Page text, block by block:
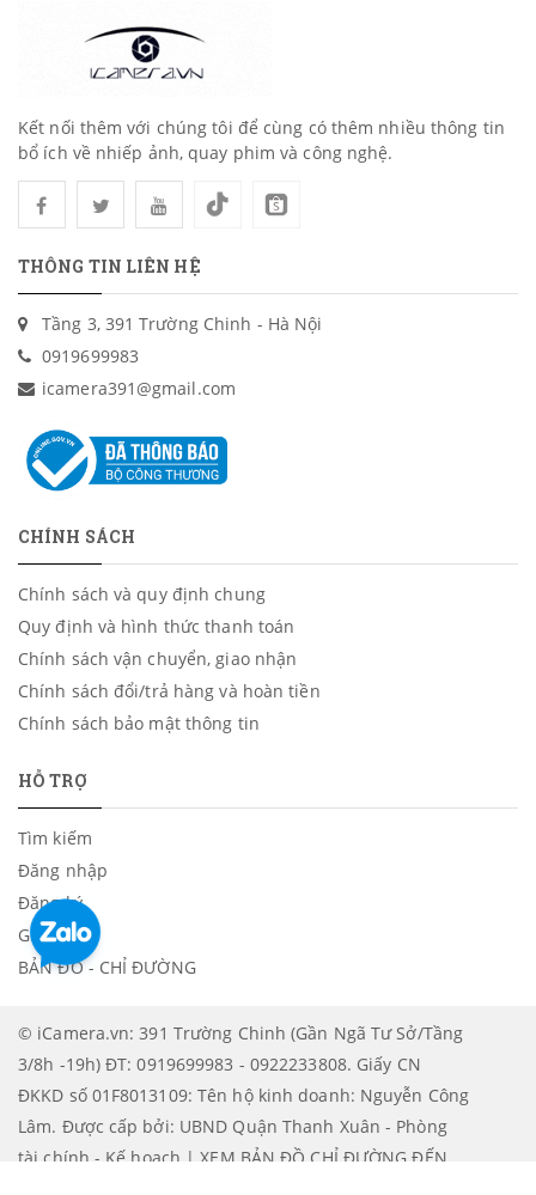
Kết nối thêm với chúng tôi để cùng có thêm nhiều thông tin
bổ ích về nhiếp ảnh, quay phim và công nghệ.
THÔNG TIN LIÊN HỆ
Tầng 3, 391 Trường Chinh - Hà Nội
0919699983
icamera391@gmail.com
CHÍNH SÁCH
Chính sách và quy định chung
Quy định và hình thức thanh toán
Chính sách vận chuyển, giao nhận
Chính sách đổi/trả hàng và hoàn tiền
Chính sách bảo mật thông tin
HỖ TRỢ
Tìm kiếm
Đăng nhập
Đăng ký
Giỏ hàng
BẢN ĐỒ - CHỈ ĐƯỜNG
© iCamera.vn: 391 Trường Chinh (Gần Ngã Tư Sở/Tầng
3/8h -19h) ĐT: 0919699983 - 0922233808. Giấy CN
ĐKKD số 01F8013109: Tên hộ kinh doanh: Nguyễn Công
Lâm. Được cấp bởi: UBND Quận Thanh Xuân - Phòng
tài chính - Kế hoạch | XEM BẢN ĐỒ CHỈ ĐƯỜNG ĐẾN